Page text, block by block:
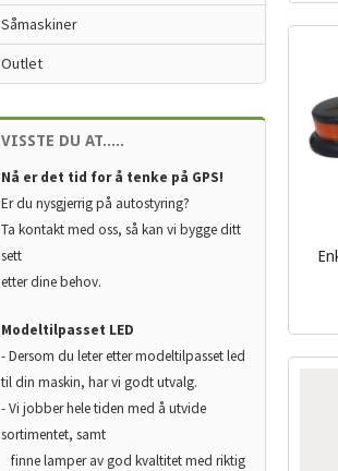
Såmaskiner
Outlet
VISSTE DU AT.....
Nå er det tid for å tenke på GPS!
Er du nysgjerrig på autostyring?
Ta kontakt med oss, så kan vi bygge ditt
sett
etter dine behov.
Modeltilpasset LED
- Dersom du leter etter modeltilpasset led
til din maskin, har vi godt utvalg.
- Vi jobber hele tiden med å utvide
sortimentet, samt
finne lamper av god kvaltitet med riktig